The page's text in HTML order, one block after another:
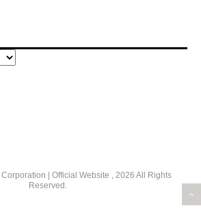
| Official Website , 2026 All Rights
Reserved.